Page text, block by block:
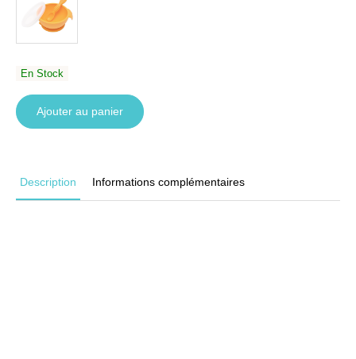
En Stock
Ajouter au panier
Description Informations complémentaires